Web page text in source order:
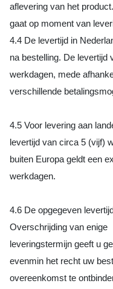
aflevering van het
gaat op moment van
4.4 De levertijd in
na bestelling. De levertijd
werkdagen, mede
verschillende
4.5 Voor levering aan
levertijd van circa 5 (vijf)
buiten Europa geldt een
werkdagen.
4.6 De opgegeven
Overschrijding van enige
leveringstermijn geeft u
evenmin het recht uw
overeenkomst te